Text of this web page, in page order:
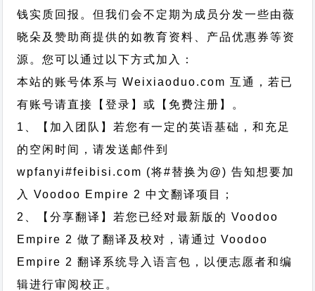
钱实质回报。但我们会不定期为成员分发一些由薇
晓朵及赞助商提供的如教育资料、产品优惠券等资
源。您可以通过以下方式加入：
本站的账号体系与Weixiaoduo.com 互通，若已
有账号请直接【登录】或【免费注册】。
1、【加入团队】若您有一定的英语基础，和充足
的空闲时间，请发送邮件到
wpfanyi#feibisi.com (将#替换为@) 告知想要加
入 Voodoo Empire 2 中文翻译项目；
2、【分享翻译】若您已经对最新版的 Voodoo
Empire 2 做了翻译及校对，请通过 Voodoo
Empire 2 翻译系统导入语言包，以便志愿者和编
辑进行审阅校正。